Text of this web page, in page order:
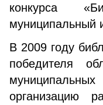
конкурса
муниципальный
В 2009 году
победителя
организацию